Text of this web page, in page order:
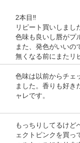
2本目‼︎
リピート買いしまし
色味も良いし唇がプ
また、発色がいいの
無くなる前にまたリ
色味は以前からチェ
ました。香りも好き
ャレです。
もっちりしてるけど
ェクトピンクを買っ